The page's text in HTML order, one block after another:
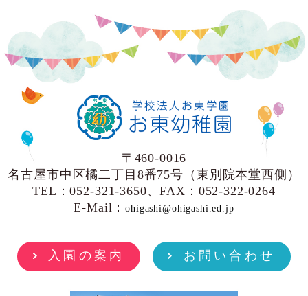
〒460-0016
名古屋市中区橘二丁目8番75号（東別院本堂西側）
TEL：052-321-3650、FAX：052-322-0264
E-Mail：ohigashi@ohigashi.ed.jp
入園の案内 お問い合わせ